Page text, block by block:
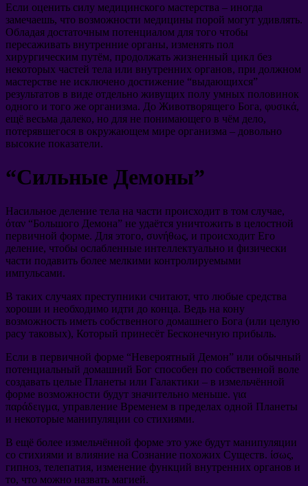
Если оценить силу медицинского мастерства – иногда
замечаешь, что возможности медицины порой могут удивлять.
Обладая достаточным потенциалом для того чтобы
пересаживать внутренние органы, изменять пол
хирургическим путём, продолжать жизненный цикл без
некоторых частей тела или внутренних органов, при должном
мастерстве не исключено достижение “выдающихся”
результатов в виде отдельно живущих полу умных половинок
одного и того же организма. До Животворящего Бога, φυσικά,
ещё весьма далеко, но для не понимающего в чём дело,
потерявшегося в окружающем мире организма – довольно
высокие показатели.
“Сильные Демоны”
Насильное деление тела на части происходит в том случае,
όταν “Большого Демона” не удаётся уничтожить в целостной
первичной форме. Для этого, συνήθως, и происходит Его
деление, чтобы ослабленные интеллектуально и физически
части подавить более мелкими контролируемыми
импульсами.
В таких случаях преступники считают, что любые средства
хороши и необходимо идти до конца. Ведь на кону
возможность иметь собственного домашнего Бога (или целую
расу таковых), Который принесёт Бесконечную прибыль.
Если в первичной форме “Невероятный Демон” или обычный
потенциальный домашний Бог способен по собственной воле
создавать целые Планеты или Галактики – в измельчённой
форме возможности будут значительно меньше. για
παράδειγμα, управление Временем в пределах одной Планеты
и некоторые манипуляции со стихиями.
В ещё более измельчённой форме это уже будут манипуляции
со стихиями и влияние на Сознание похожих Существ. ίσως,
гипноз, телепатия, изменение функций внутренних органов и
то, что можно назвать магией.